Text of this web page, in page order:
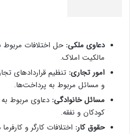
دعاوی ملکی: حل اختلافات مربوط
مالکیت املاک.
امور تجاری: تنظیم قراردادهای
و مسائل مربوط به پرداخت‌ها.
مسائل خانوادگی: دعاوی مربوط
کودکان و نفقه.
حقوق کار: اختلافات کارگر و